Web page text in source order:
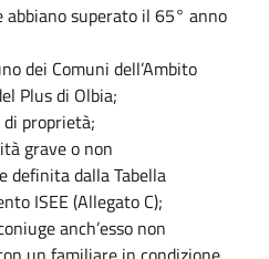
abbiano superato il 65° anno
dei Comuni dell’Ambito
Plus di Olbia;
proprietà;
grave o non
definita dalla Tabella
ISEE (Allegato C);
anch’esso non